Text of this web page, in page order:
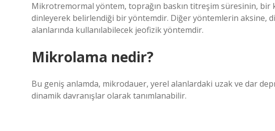
Mikrotremormal yöntem, toprağın baskın titreşim süresinin,
dinleyerek belirlendiği bir yöntemdir. Diğer yöntemlerin aksine,
alanlarında kullanılabilecek jeofizik yöntemdir.
Mikrolama nedir?
Bu geniş anlamda, mikrodauer, yerel alanlardaki uzak ve dar
dinamik davranışlar olarak tanımlanabilir.